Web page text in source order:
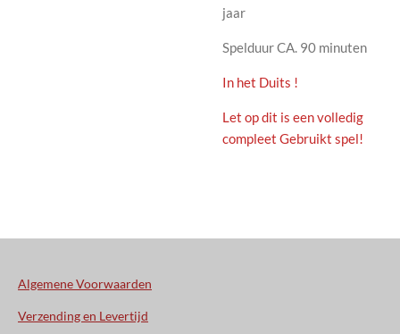
jaar
Spelduur CA. 90 minuten
In het Duits !
Let op dit is een volledig
compleet Gebruikt spel!
Algemene Voorwaarden
Verzending en Levertijd